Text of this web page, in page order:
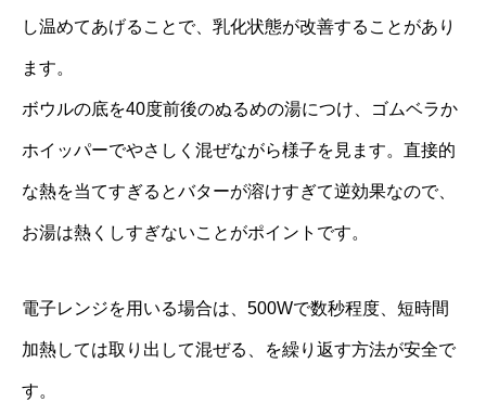
し温めてあげることで、乳化状態が改善することがあり
ます。
ボウルの底を40度前後のぬるめの湯につけ、ゴムベラか
ホイッパーでやさしく混ぜながら様子を見ます。直接的
な熱を当てすぎるとバターが溶けすぎて逆効果なので、
お湯は熱くしすぎないことがポイントです。
電子レンジを用いる場合は、500Wで数秒程度、短時間
加熱しては取り出して混ぜる、を繰り返す方法が安全で
す。